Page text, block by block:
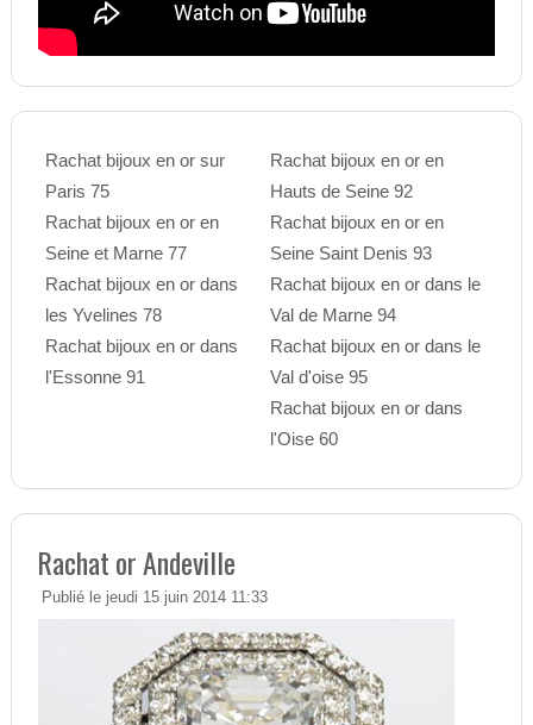
Rachat bijoux en or sur
Paris 75
Rachat bijoux en or en
Seine et Marne 77
Rachat bijoux en or dans
les Yvelines 78
Rachat bijoux en or dans
l'Essonne 91
Rachat bijoux en or en
Hauts de Seine 92
Rachat bijoux en or en
Seine Saint Denis 93
Rachat bijoux en or dans le
Val de Marne 94
Rachat bijoux en or dans le
Val d'oise 95
Rachat bijoux en or dans
l'Oise 60
Rachat or Andeville
Publié le jeudi 15 juin 2014 11:33